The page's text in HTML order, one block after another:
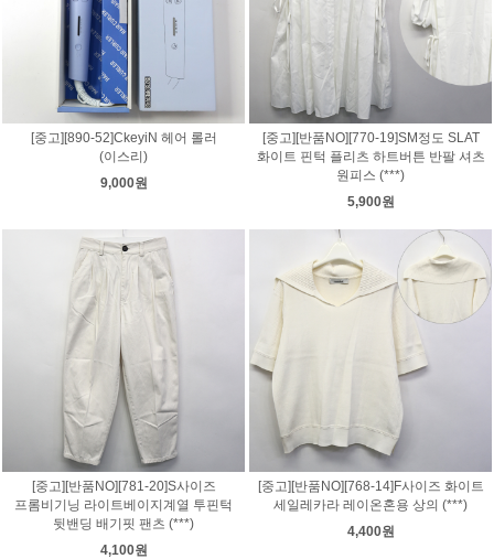
[중고][890-52]CkeyiN 헤어 롤러
(이스리)
9,000원
[중고][반품NO][770-19]SM정도 SLAT
화이트 핀턱 플리츠 하트버튼 반팔 셔츠
원피스 (***)
5,900원
[중고][반품NO][781-20]S사이즈
프롬비기닝 라이트베이지계열 투핀턱
뒷밴딩 배기핏 팬츠 (***)
4,100원
[중고][반품NO][768-14]F사이즈 화이트
세일레카라 레이온혼용 상의 (***)
4,400원